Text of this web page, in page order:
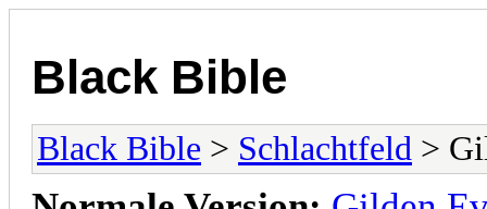
Black Bible
Black Bible > Schlachtfeld >